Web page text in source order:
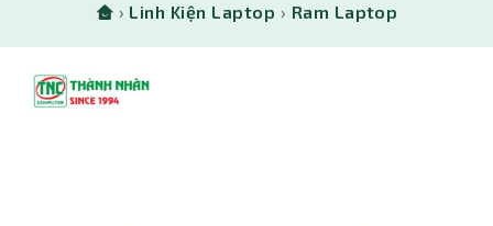
› Linh Kiện Laptop › Ram Laptop